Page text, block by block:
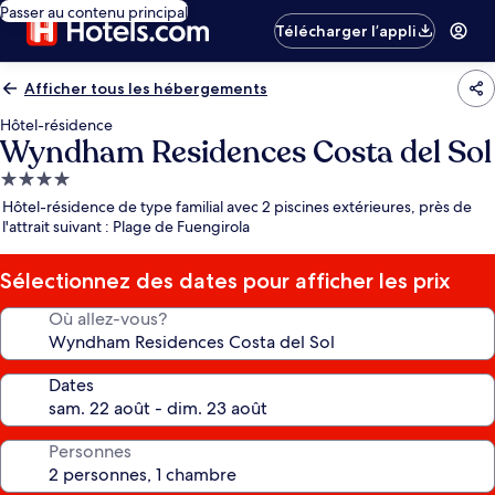
Passer au contenu principal
Télécharger l’appli
Afficher tous les hébergements
Hôtel-résidence
Wyndham Residences Costa del Sol
Hébergement
4.0 étoiles
Hôtel-résidence de type familial avec 2 piscines extérieures, près de
l'attrait suivant : Plage de Fuengirola
Sélectionnez des dates pour afficher les prix
Où allez-vous?
Dates
Personnes